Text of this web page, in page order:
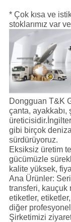
* Çok kısa ve
stoklarımız var
Dongguan T&K
çanta,
gibi birçok
sürdürüyoruz.
Eksiksiz üretim
gücümüzle
kalite yüksek,
Ana Ürünler:
transferi, kauçuk
etiketler,
diğer
Şirketimizi